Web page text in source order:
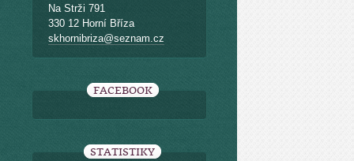
Na Strži 791
330 12 Horní Bříza
skhornibriza@seznam.cz
FACEBOOK
STATISTIKY